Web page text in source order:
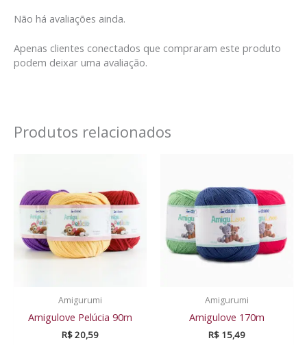
Não há avaliações ainda.
Apenas clientes conectados que compraram este produto
podem deixar uma avaliação.
Produtos relacionados
Amigurumi
Amigulove Pelúcia 90m
R$20,59
Amigurumi
Amigulove 170m
R$ 15,49